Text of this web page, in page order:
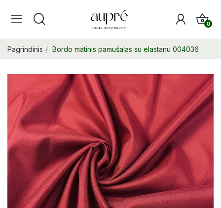
0
Pagrindinis Bordo matinis pamušalas su elastanu 004036